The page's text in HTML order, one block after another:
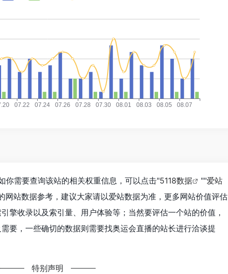
你需要查询该站的相关权重信息，可以点击"5118数据 ""爱站
网站数据参考，建议大家请以爱站数据为准，更多网站价值评估
擎收录以及索引量、用户体验等；当然要评估一个站的价值，
要，一些确切的数据则需要找奥运会直播的站长进行洽谈提
特别声明